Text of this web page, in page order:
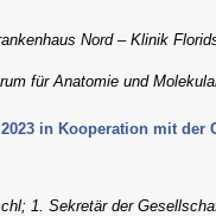
Nord – Klinik
für Anatomie und
in Kooperation mit der
1. Sekretär der